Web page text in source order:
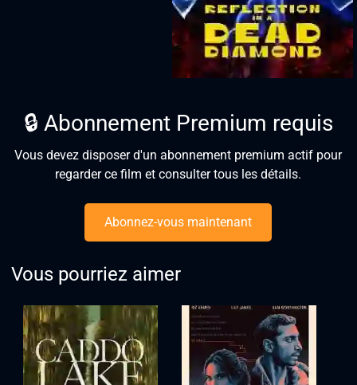
🔒 Abonnement Premium requis
Vous devez disposer d'un abonnement premium actif pour
regarder ce film et consulter tous les détails.
Abonnez-vous maintenant
Vous pourriez aimer